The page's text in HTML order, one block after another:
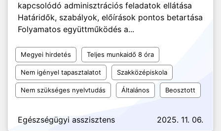
kapcsolódó adminisztrációs feladatok ellátása
Határidők, szabályok, előírások pontos betartása
Folyamatos együttműködés a...
Megyei hirdetés Teljes munkaidő 8 óra
Nem igényel tapasztalatot Szakközépiskola
Nem szükséges nyelvtudás Általános Beosztott
Egészségügyi asszisztens 2025. 11. 06.